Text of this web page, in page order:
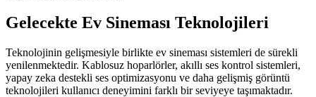
Gelecekte Ev Sineması Teknolojileri
Teknolojinin gelişmesiyle birlikte ev sineması sistemleri de sürekli
yenilenmektedir. Kablosuz hoparlörler, akıllı ses kontrol sistemleri,
yapay zeka destekli ses optimizasyonu ve daha gelişmiş görüntü
teknolojileri kullanıcı deneyimini farklı bir seviyeye taşımaktadır.